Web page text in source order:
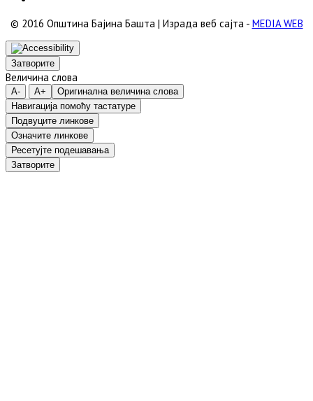
© 2016 Општина Бајина Башта | Израда веб сајта - MEDIA WEB
Затворите
Величина слова
A- A+
Оригинална величина слова
Навигација помоћу тастатуре
Подвуците линкове
Означите линкове
Ресетујте подешавања
Затворите